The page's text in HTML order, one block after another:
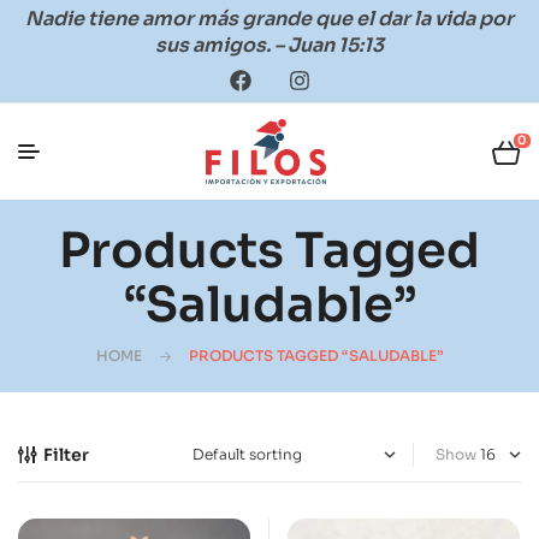
Nadie tiene amor más grande que el dar la vida por
sus amigos. – Juan 15:13
0
Products Tagged
“saludable”
HOME PRODUCTS TAGGED “SALUDABLE”
Filter Show